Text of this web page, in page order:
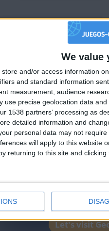
We value
store and/or access information
and standard information
measurement, audience
use precise geolocation data
1538 partners’ processing as
detailed information and
personal data may not
will apply to this website
returning to this site and
del mes
del mes
del mes
Mostrar todo
🇺🇸 We noticed
an English-
Join our American
the firsts to
Let's visit